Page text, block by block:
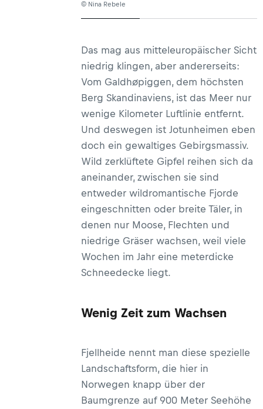
© Nina Rebele
Das mag aus mitteleuropäischer Sicht
niedrig klingen, aber andererseits:
Vom Galdhøpiggen, dem höchsten
Berg Skandinaviens, ist das Meer nur
wenige Kilometer Luftlinie entfernt.
Und deswegen ist Jotunheimen eben
doch ein gewaltiges Gebirgsmassiv.
Wild zerklüftete Gipfel reihen sich da
aneinander, zwischen sie sind
entweder wildromantische Fjorde
eingeschnitten oder breite Täler, in
denen nur Moose, Flechten und
niedrige Gräser wachsen, weil viele
Wochen im Jahr eine meterdicke
Schneedecke liegt.
Wenig Zeit zum Wachsen
Fjellheide nennt man diese spezielle
Landschaftsform, die hier in
Norwegen knapp über der
Baumgrenze auf 900 Meter Seehöhe